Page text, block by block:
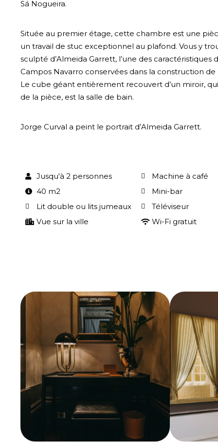
Sá Nogueira.
Située au premier étage, cette chambre est une
un travail de stuc exceptionnel au plafond. Vous y
sculpté d’Almeida Garrett, l’une des caractéristiques
Campos Navarro conservées dans la construction
Le cube géant entièrement recouvert d’un miroir,
de la pièce, est la salle de bain.
Jorge Curval a peint le portrait d’Almeida Garrett.
Jusqu'à 2 personnes
40 m2
Lit double ou lits jumeaux
Vue sur la ville
Machine à café
Mini-bar
Téléviseur
Wi-Fi gratuit